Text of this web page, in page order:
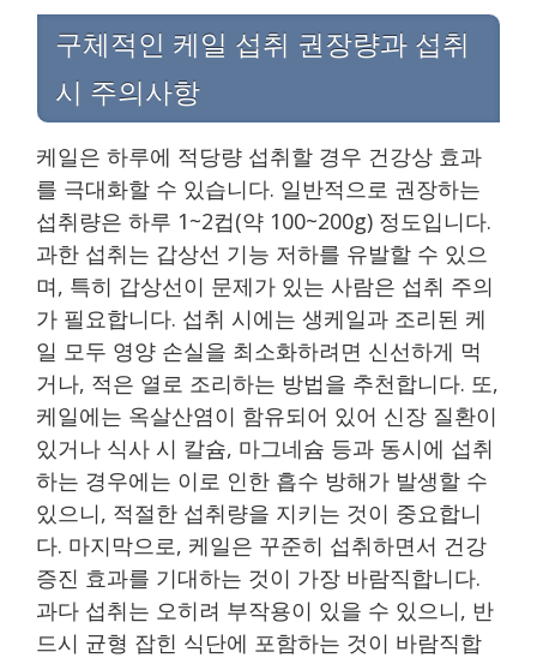
구체적인 케일 섭취 권장량과 섭취
시 주의사항
케일은 하루에 적당량 섭취할 경우 건강상 효과
를 극대화할 수 있습니다. 일반적으로 권장하는
섭취량은 하루 1~2컵(약 100~200g) 정도입니다.
과한 섭취는 갑상선 기능 저하를 유발할 수 있으
며, 특히 갑상선이 문제가 있는 사람은 섭취 주의
가 필요합니다. 섭취 시에는 생케일과 조리된 케
일 모두 영양 손실을 최소화하려면 신선하게 먹
거나, 적은 열로 조리하는 방법을 추천합니다. 또,
케일에는 옥살산염이 함유되어 있어 신장 질환이
있거나 식사 시 칼슘, 마그네슘 등과 동시에 섭취
하는 경우에는 이로 인한 흡수 방해가 발생할 수
있으니, 적절한 섭취량을 지키는 것이 중요합니
다. 마지막으로, 케일은 꾸준히 섭취하면서 건강
증진 효과를 기대하는 것이 가장 바람직합니다.
과다 섭취는 오히려 부작용이 있을 수 있으니, 반
드시 균형 잡힌 식단에 포함하는 것이 바람직합